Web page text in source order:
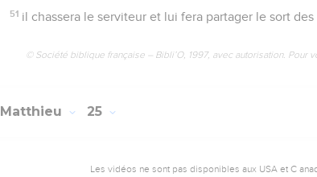
51 il chassera le serviteur et lui fera partager le sort
© Société biblique française – Bibli’O, 1997, avec autorisation.
Matthieu 25
Les vidéos ne sont pas disponibles aux USA et C